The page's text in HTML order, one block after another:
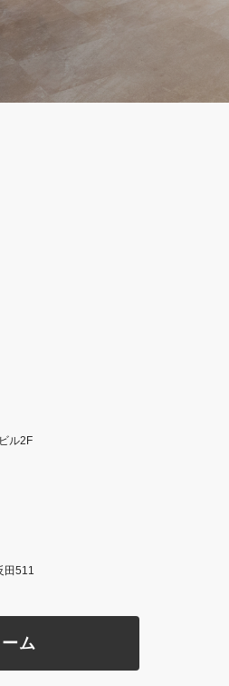
ル2F
田511
ム